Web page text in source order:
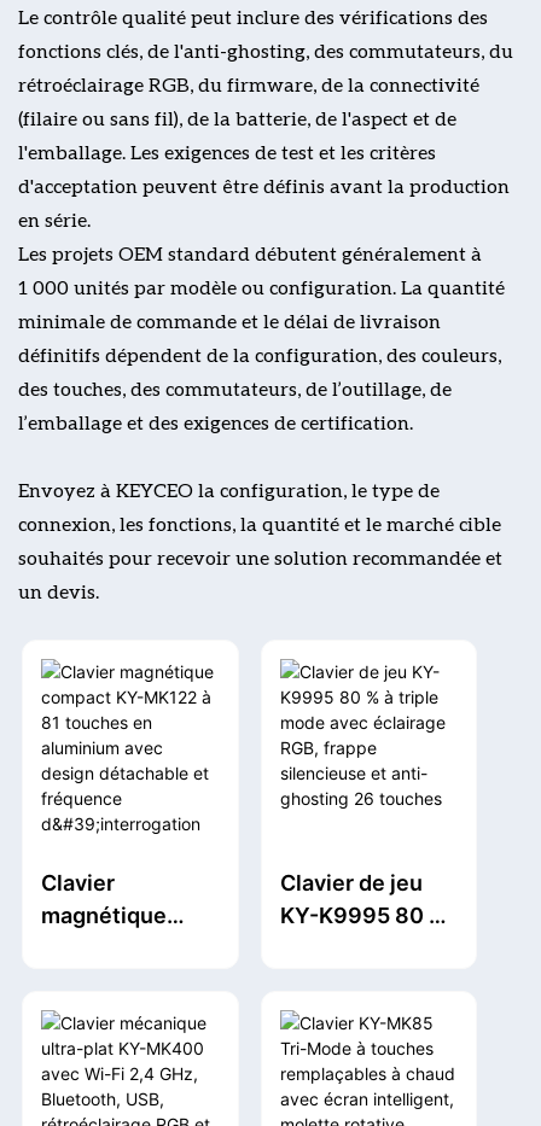
Le contrôle qualité peut inclure des vérifications des
fonctions clés, de l'anti-ghosting, des commutateurs, du
rétroéclairage RGB, du firmware, de la connectivité
(filaire ou sans fil), de la batterie, de l'aspect et de
l'emballage. Les exigences de test et les critères
d'acceptation peuvent être définis avant la production
en série.
Les projets OEM standard débutent généralement à
1 000 unités par modèle ou configuration. La quantité
minimale de commande et le délai de livraison
définitifs dépendent de la configuration, des couleurs,
des touches, des commutateurs, de l’outillage, de
l’emballage et des exigences de certification.
Envoyez à KEYCEO la configuration, le type de
connexion, les fonctions, la quantité et le marché cible
souhaités pour recevoir une solution recommandée et
un devis.
Clavier
magnétique
touches en
aluminium avec
design
détachable et
Clavier de jeu
KY-K9995 80 %
RGB, frappe
silencieuse et
anti-ghosting 26
touches